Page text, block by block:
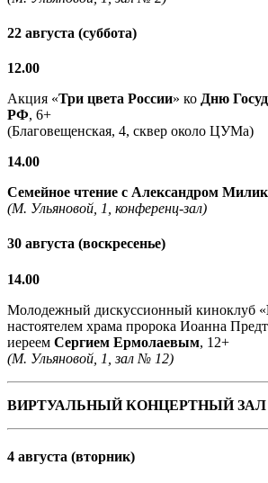
22 августа (суббота)
12.00
Акция «Три цвета России» ко Дню
РФ, 6+
(Благовещенская, 4, сквер около ЦУМа)
14.00
Семейное чтение с Александром
(М. Ульяновой, 1, конференц-зал)
30 августа (воскресенье)
14.00
Молодежный дискуссионный киноклуб «
настоятелем храма пророка Иоанна
иереем Сергием Ермолаевым, 12+
(М. Ульяновой, 1, зал № 12)
ВИРТУАЛЬНЫЙ КОНЦЕРТНЫЙ ЗАЛ
4 августа (вторник)